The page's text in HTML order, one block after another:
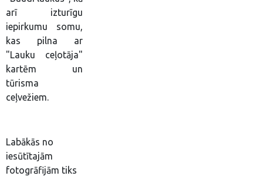
arī izturīgu
iepirkumu somu,
kas pilna ar
"Lauku ceļotāja"
kartēm un
tūrisma
ceļvežiem.
Labākās no
iesūtītajām
fotogrāfijām tiks